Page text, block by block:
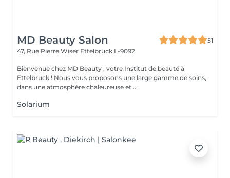
MD Beauty Salon
51
47, Rue Pierre Wiser Ettelbruck L-9092
Bienvenue chez MD Beauty , votre Institut de beauté à
Ettelbruck ! Nous vous proposons une large gamme de soins,
dans une atmosphère chaleureuse et ...
Solarium